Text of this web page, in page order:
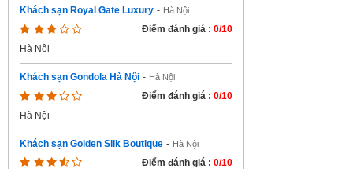
Khách sạn Royal Gate Luxury - Hà Nội
Điểm đánh giá : 0/10
Hà Nội
Khách sạn Gondola Hà Nội - Hà Nội
Điểm đánh giá : 0/10
Hà Nội
Khách sạn Golden Silk Boutique - Hà Nội
Điểm đánh giá : 0/10